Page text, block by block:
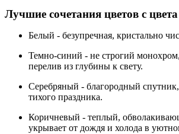
Лучшие сочетания цветов с
Белый - безупречная, кристально
Темно-синий - не строгий
перелив из глубины к свету.
Серебряный - благородный
тихого праздника.
Коричневый - теплый,
укрывает от дождя и холода в